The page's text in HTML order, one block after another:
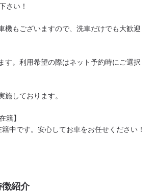
さい！
機もございますので、洗車だけでも大歓迎
す。利用希望の際はネット予約時にご選択
施しております。
籍】
中です。安心してお車をお任せください！
徴紹介